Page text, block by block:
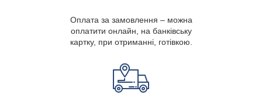
Оплата за замовлення – можна
оплатити онлайн, на банківську
картку, при отриманні, готівкою.